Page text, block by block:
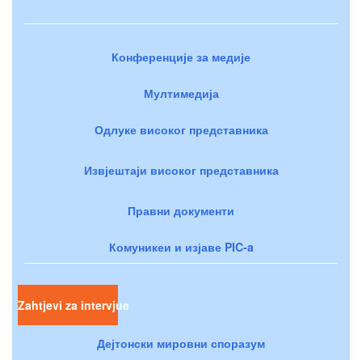
Конференције за медије
Мултимедија
Одлуке високог представника
Извјештаји високог представника
Правни документи
Комуникеи и изјаве PIC-a
Zahtjevi za intervjue
Дејтонски мировни споразум